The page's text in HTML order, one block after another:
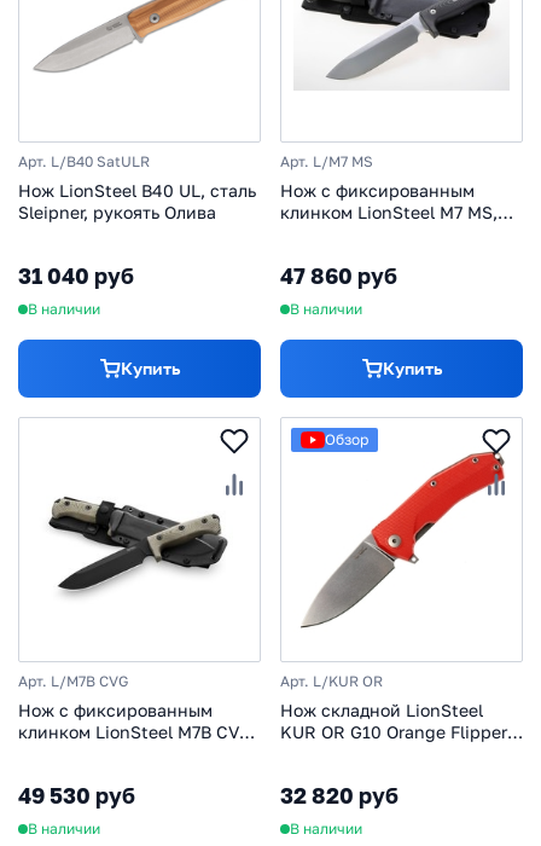
Арт. L/B40 SatULR
Нож LionSteel B40 UL, сталь
Sleipner, рукоять Олива
31 040 руб
В наличии
Купить
Арт. L/M7 MS
Нож с фиксированным
клинком LionSteel M7 MS,
47 860 руб
В наличии
Купить
Арт. L/M7B CVG
Нож с фиксированным
клинком LionSteel M7B CVG,
49 530 руб
В наличии
Обзор
Арт. L/KUR OR
Нож складной LionSteel
KUR OR G10 Orange Flipper,
оранжевый
32 820 руб
В наличии